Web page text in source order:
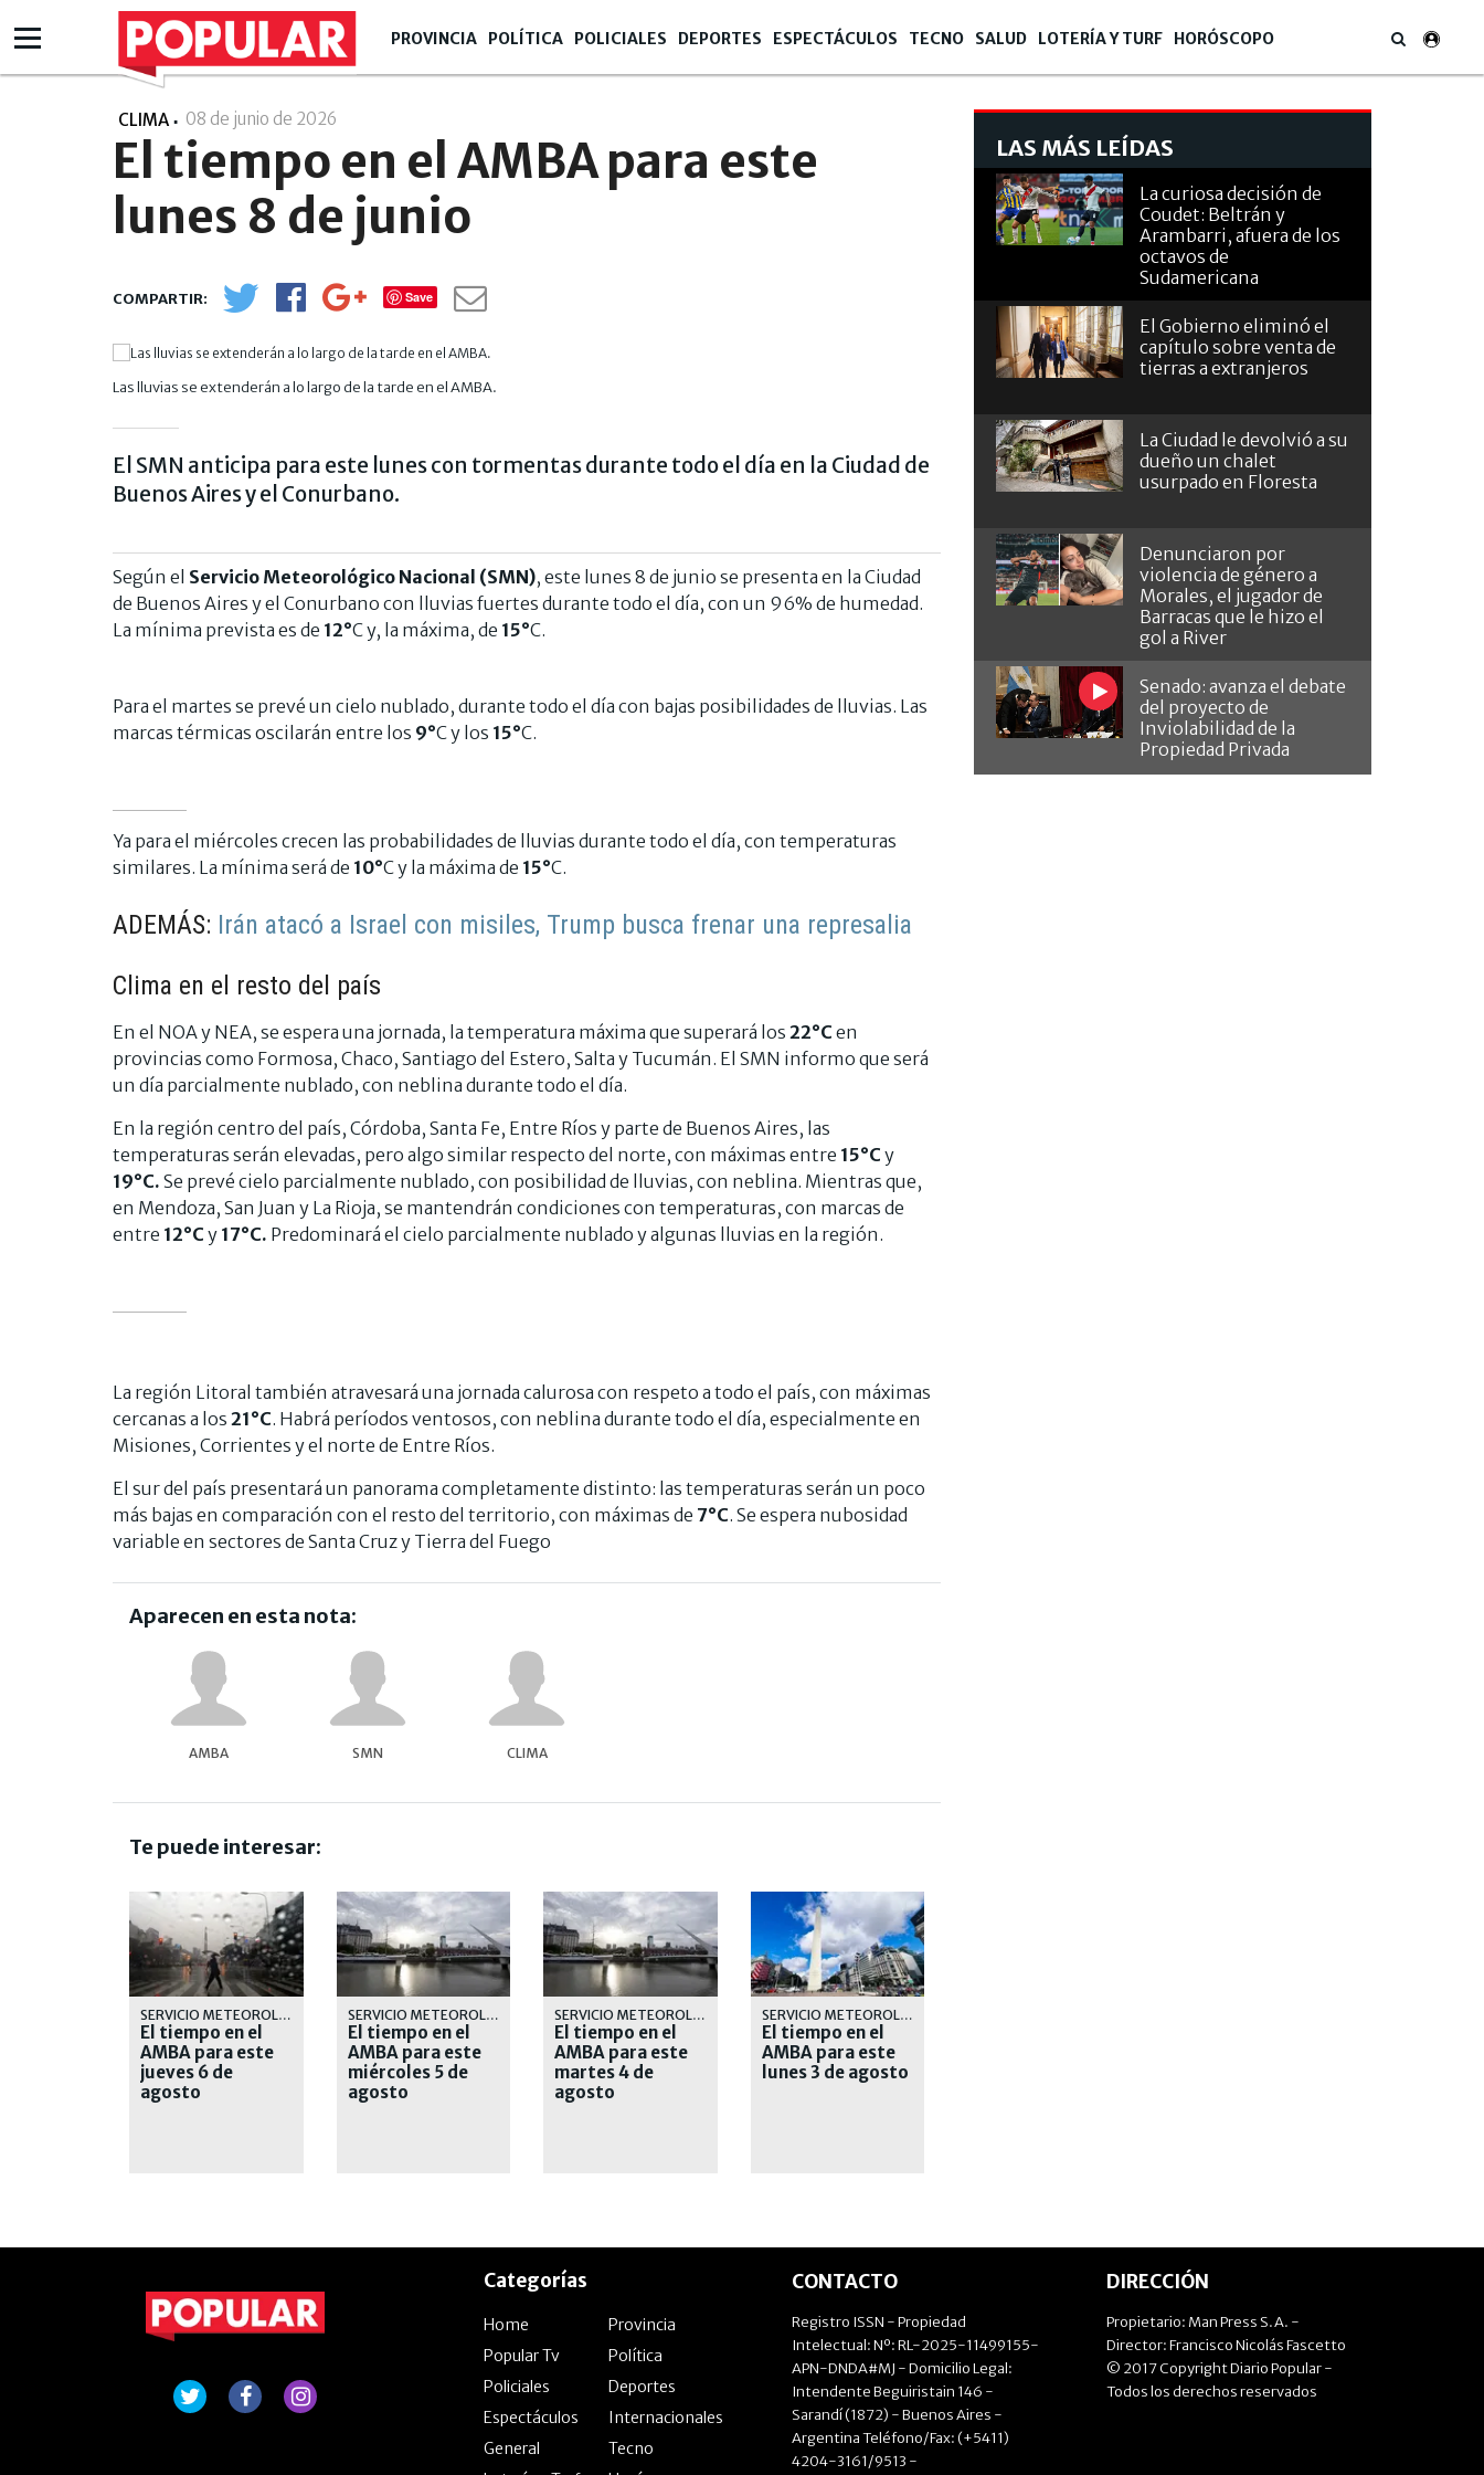
PROVINCIA POLÍTICA POLICIALES DEPORTES ESPECTÁCULOS TECNO SALUD LOTERÍA Y TURF HORÓSCOPO
CLIMA 08 de junio de 2026
El tiempo en el AMBA para este
lunes 8 de junio
Save
Las lluvias se extenderán a lo largo de la tarde en el AMBA.
El SMN anticipa para este lunes con tormentas durante todo el día en la Ciudad de
Buenos Aires y el Conurbano.
Según el Servicio Meteorológico Nacional (SMN), este lunes 8 de junio se presenta en la Ciudad
de Buenos Aires y el Conurbano con lluvias fuertes durante todo el día, con un 96% de humedad.
La mínima prevista es de 12°C y, la máxima, de 15°C.
Para el martes se prevé un cielo nublado, durante todo el día con bajas posibilidades de lluvias. Las
marcas térmicas oscilarán entre los 9°C y los 15°C.
Ya para el miércoles crecen las probabilidades de lluvias durante todo el día, con temperaturas
similares. La mínima será de 10°C y la máxima de 15°C.
ADEMÁS: Irán atacó a Israel con misiles, Trump busca frenar una represalia
Clima en el resto del país
En el NOA y NEA, se espera una jornada, la temperatura máxima que superará los 22°C en
provincias como Formosa, Chaco, Santiago del Estero, Salta y Tucumán. El SMN informo que será
un día parcialmente nublado, con neblina durante todo el día.
En la región centro del país, Córdoba, Santa Fe, Entre Ríos y parte de Buenos Aires, las
temperaturas serán elevadas, pero algo similar respecto del norte, con máximas entre 15°C y
19°C. Se prevé cielo parcialmente nublado, con posibilidad de lluvias, con neblina. Mientras que,
en Mendoza, San Juan y La Rioja, se mantendrán condiciones con temperaturas, con marcas de
entre 12°C y 17°C. Predominará el cielo parcialmente nublado y algunas lluvias en la región.
La región Litoral también atravesará una jornada calurosa con respeto a todo el país, con máximas
cercanas a los 21°C. Habrá períodos ventosos, con neblina durante todo el día, especialmente en
Misiones, Corrientes y el norte de Entre Ríos.
El sur del país presentará un panorama completamente distinto: las temperaturas serán un poco
más bajas en comparación con el resto del territorio, con máximas de 7°C. Se espera nubosidad
variable en sectores de Santa Cruz y Tierra del Fuego
Aparecen en esta nota:
AMBA SMN CLIMA
Te puede interesar:
SERVICIO METEOROLÓGICO
El tiempo en el
AMBA para este
jueves 6 de
agosto
SERVICIO METEOROLÓGICO
El tiempo en el
AMBA para este
miércoles 5 de
agosto
SERVICIO METEOROLÓGICO
El tiempo en el
AMBA para este
martes 4 de
agosto
SERVICIO METEOROLÓGICO
El tiempo en el
AMBA para este
lunes 3 de agosto
LAS MÁS LEÍDAS
La curiosa decisión de
Coudet: Beltrán y
Arambarri, afuera de los
octavos de
Sudamericana
El Gobierno eliminó el
capítulo sobre venta de
tierras a extranjeros
La Ciudad le devolvió a su
dueño un chalet
usurpado en Floresta
Denunciaron por
violencia de género a
Morales, el jugador de
Barracas que le hizo el
gol a River
Senado: avanza el debate
del proyecto de
Inviolabilidad de la
Propiedad Privada
Categorías
Home
Provincia
Popular Tv
Política
Policiales
Deportes
Espectáculos
Internacionales
General
Tecno
CONTACTO
Registro ISSN - Propiedad
Intelectual: Nº: RL-2025-11499155-
APN-DNDA#MJ - Domicilio Legal:
Intendente Beguiristain 146 -
Sarandí (1872) - Buenos Aires -
Argentina Teléfono/Fax: (+5411)
4204-3161/9513 -
DIRECCIÓN
Propietario: Man Press S.A. -
Director: Francisco Nicolás Fascetto
© 2017 Copyright Diario Popular -
Todos los derechos reservados